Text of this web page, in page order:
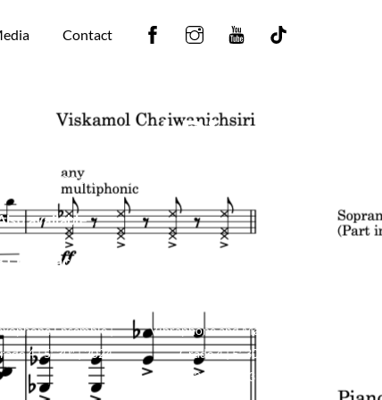
FacebookInstagramYouTube
Contact
and Piano)
Saxophone and Piano | Grade 4 | 5′ 30″ | 2020
available ...
factory
Ensemble |
4 | 5′ 30″ | 2024
Vibraphone and Marimba |
Grade 4 | 5′ 30″ |
2020/2023